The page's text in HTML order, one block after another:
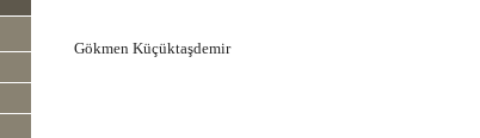
Gökmen Küçüktaşdemir